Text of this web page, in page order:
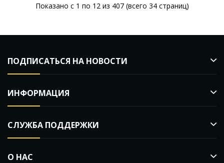
Показано с 1 по 12 из 407 (всего 34 страниц)
ПОДПИСАТЬСЯ НА НОВОСТИ
ИНФОРМАЦИЯ
СЛУЖБА ПОДДЕРЖКИ
О НАС